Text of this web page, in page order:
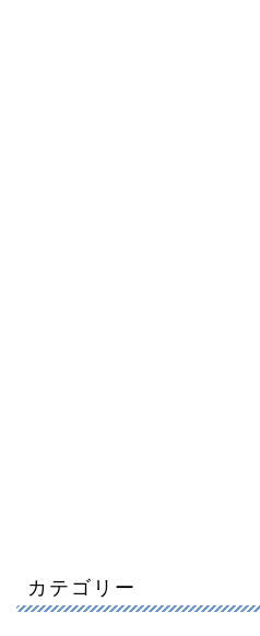
カテゴリー